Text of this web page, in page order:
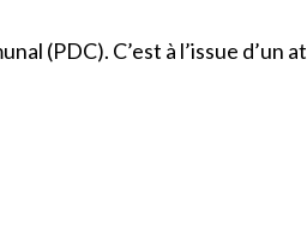
(PDC). C’est à l’issue d’un